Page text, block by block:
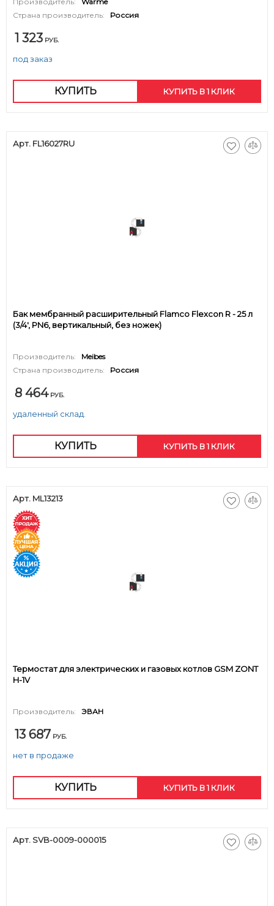
Страна производитель:
Россия
1 323 РУБ.
под заказ
КУПИТЬ КУПИТЬ В 1 КЛИК
Арт. FL16027RU
Бак мембранный расширительный Flamco Flexcon R - 25 л
(3/4', PN6, вертикальный, без ножек)
Производитель:
Meibes
Страна производитель:
Россия
8 464 РУБ.
удаленный склад.
КУПИТЬ КУПИТЬ В 1 КЛИК
Арт. ML13213
Термостат для электрических и газовых котлов GSM ZONT
H-1V
Производитель: ЭВАН
13 687 РУБ.
нет в продаже
КУПИТЬ КУПИТЬ В 1 КЛИК
Арт. SVB-0009-000015